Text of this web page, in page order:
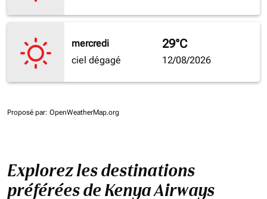
mercredi
ciel dégagé
29°C
12/08/2026
Proposé par: OpenWeatherMap.org
Explorez les destinations
préférées de Kenya Airways